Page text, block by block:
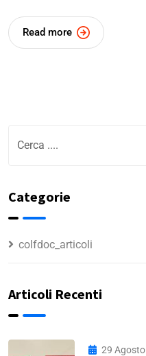
Read more
Categorie
colfdoc_articoli
Articoli Recenti
29 Agosto